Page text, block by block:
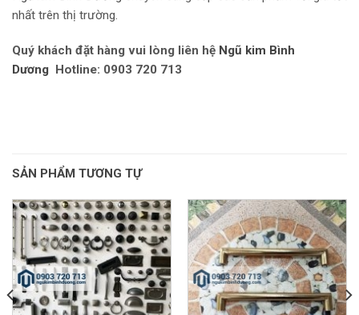
nhất trên thị trường.
Quý khách đặt hàng vui lòng liên hệ Ngũ kim Bình
Dương Hotline: 0903 720 713
SẢN PHẨM TƯƠNG TỰ